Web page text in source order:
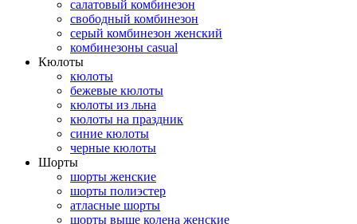
салатовый комбинезон
свободный комбинезон
серый комбинезон женский
комбинезоны casual
Кюлоты
кюлоты
бежевые кюлоты
кюлоты из льна
кюлоты на праздник
синие кюлоты
черные кюлоты
Шорты
шорты женские
шорты полиэстер
атласные шорты
шорты выше колена женские